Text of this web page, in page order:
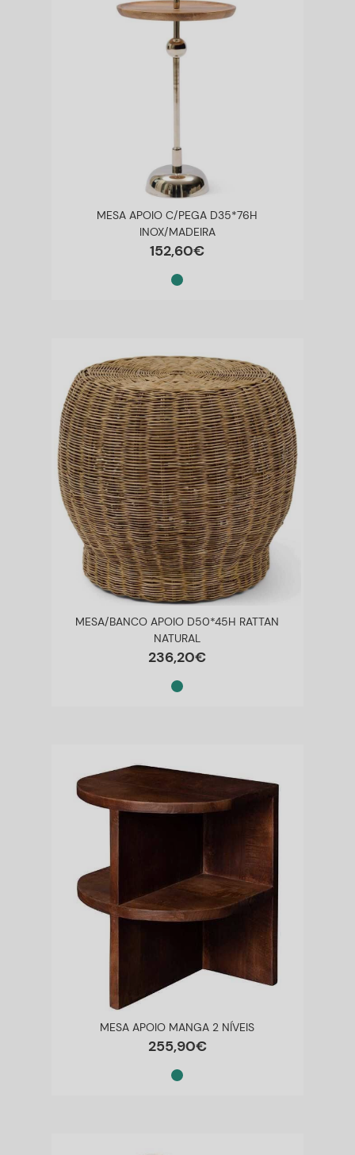
MESA APOIO C/PEGA D35*76H
INOX/MADEIRA
152,60€
MESA/BANCO APOIO D50*45H RATTAN
NATURAL
236,20€
MESA APOIO MANGA 2 NÍVEIS
255,90€